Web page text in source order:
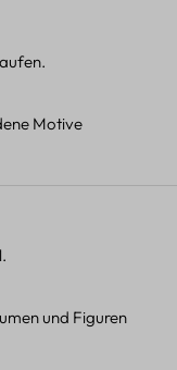
Motive
und Figuren